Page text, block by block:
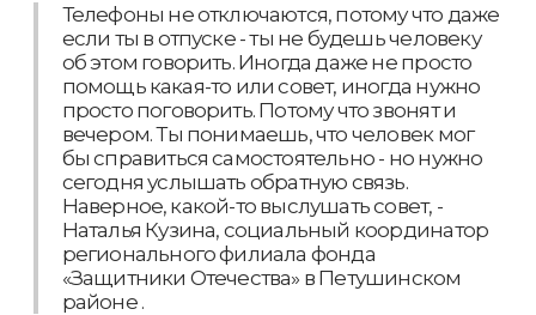
Телефоны не отключаются, потому что даже
если ты в отпуске - ты не будешь человеку
об этом говорить. Иногда даже не просто
помощь какая-то или совет, иногда нужно
просто поговорить. Потому что звонят и
вечером. Ты понимаешь, что человек мог
бы справиться самостоятельно - но нужно
сегодня услышать обратную связь.
Наверное, какой-то выслушать совет, -
Наталья Кузина, социальный координатор
регионального филиала фонда
«Защитники Отечества» в Петушинском
районе .